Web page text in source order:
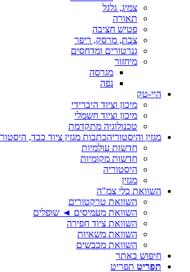
צמיג, גלגל
תאורה
פטיש חציבה
צבת, מרסק, ריפר
גנרטורים ומדחסים
מיחזור
מגרסה
נפה
היי-טק
מיכון וציוד היברידי
מיכון וציוד חשמלי
טכנולוגיה מתקדמת
מגזין והיסטוריהכתבות מגזין ציוד כבד,
חדשות עולמיות
חדשות מקומיות
היסטוריה
מגזין
השוואת כלי צמ"ה
השוואת טרקטורים
השוואת מעמיסים ◄ שופלים
השוואת ציוד חפירה
השוואת משאיות
השוואת מכבשים
חיפוש באתר
תפריט תפריט